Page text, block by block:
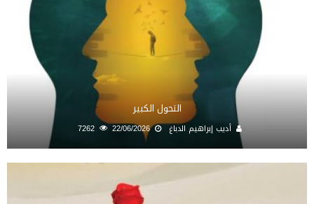
التحول الكبير
أديب إبراهيم الدباغ 22/06/2026
7262